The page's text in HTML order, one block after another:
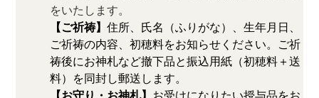
をいたします。
【ご祈祷】住所、氏名（ふりがな）、生年月日、
ご祈祷の内容、初穂料をお知らせください。ご祈
祷後にお神札など撤下品と振込用紙（初穂料＋送
料）を同封し郵送します。
【お守り・お神札】 お受けになりたい授与品をお